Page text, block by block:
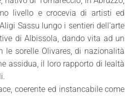
livello e crocevia di artisti ed
Sassu lungo i sentieri dell’arte
di Albissola, dando vita ad un
sorelle Olivares, di nazionalità
assidua, il loro rapporto di lealtà
coerente ed instancabile come